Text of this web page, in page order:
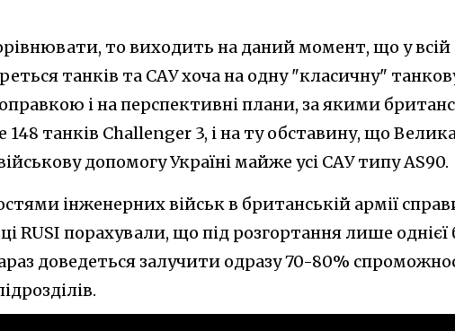
то виходить на даний момент, що у всій
танків та САУ хоча на одну "класичну"
і на перспективні плани, за якими
танків Challenger 3, і на ту обставину, що
допомогу Україні майже усі САУ типу AS90.
інженерних військ в британській армії
RUSI порахували, що під розгортання лише однієї
доведеться залучити одразу 70-80%